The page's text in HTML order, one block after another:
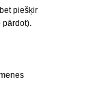
piešķir
pārdot).